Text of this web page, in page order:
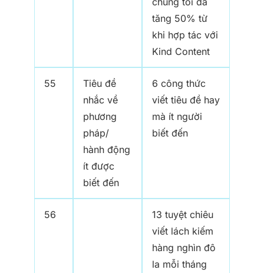
tăng 50% từ
khi hợp tác với
Kind Content
55
Tiêu đề
nhắc về
phương
pháp/
hành động
ít được
biết đến
6 công thức
viết tiêu đề hay
mà ít người
biết đến
56
13 tuyệt chiêu
viết lách kiếm
hàng nghìn đô
la mỗi tháng